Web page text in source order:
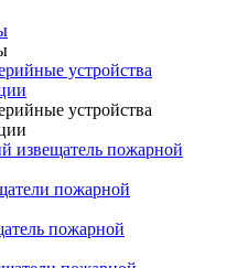
устройства
устройства
извещатель пожарной
пожарной
пожарной